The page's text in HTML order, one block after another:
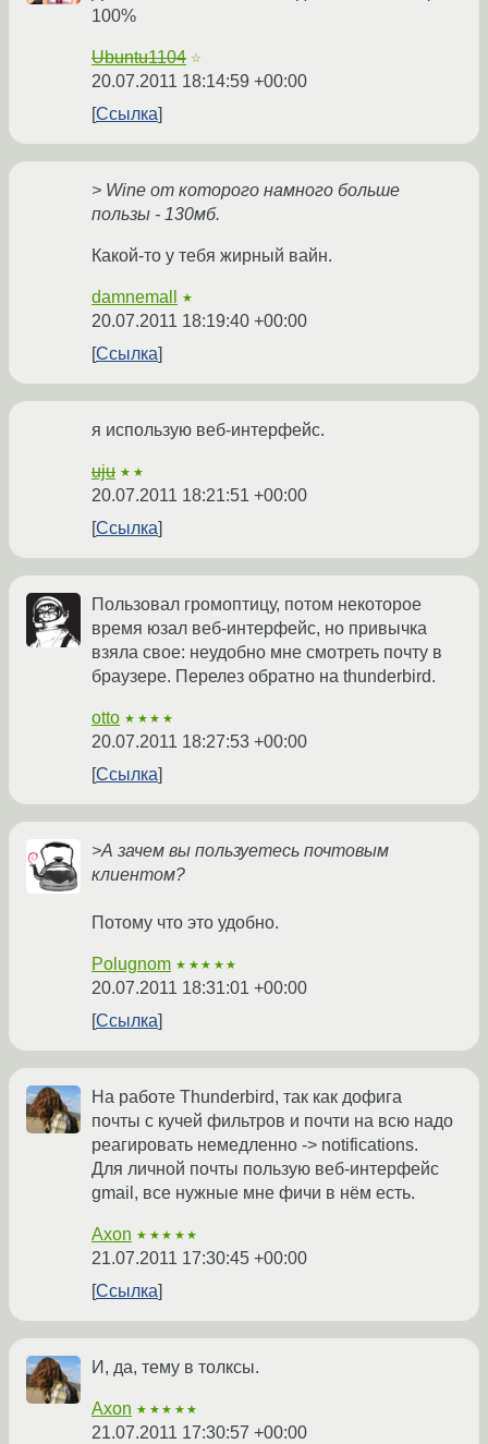
100%
Ubuntu1104 ☆
20.07.2011 18:14:59 +00:00
Ссылка
> Wine от которого намного больше
пользы - 130мб.
Какой-то у тебя жирный вайн.
damnemall ★
20.07.2011 18:19:40 +00:00
Ссылка
я использую веб-интерфейс.
uju ★★
20.07.2011 18:21:51 +00:00
Ссылка
Пользовал громоптицу, потом некоторое
время юзал веб-интерфейс, но привычка
взяла свое: неудобно мне смотреть почту в
браузере. Перелез обратно на thunderbird.
otto ★★★★
20.07.2011 18:27:53 +00:00
Ссылка
>А зачем вы пользуетесь почтовым
клиентом?
Потому что это удобно.
Polugnom ★★★★★
20.07.2011 18:31:01 +00:00
Ссылка
На работе Thunderbird, так как дофига
почты с кучей фильтров и почти на всю надо
реагировать немедленно -> notifications.
Для личной почты пользую веб-интерфейс
gmail, все нужные мне фичи в нём есть.
Axon ★★★★★
21.07.2011 17:30:45 +00:00
Ссылка
И, да, тему в толксы.
Axon ★★★★★
21.07.2011 17:30:57 +00:00